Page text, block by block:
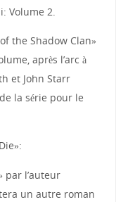
Volume 2.
the Shadow Clan»
après l’arc à
et John Starr
la série pour le
par l’auteur
un autre roman